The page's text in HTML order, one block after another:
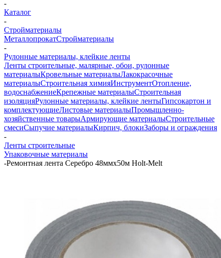
-
Каталог
-
Стройматериалы
МеталлопрокатСтройматериалы
-
Рулонные материалы, клейкие ленты
Ленты строительные, малярные, обои, рулонные
материалыКровельные материалыЛакокрасочные
материалыСтроительная химияИнструментОтопление,
водоснабжениеКрепежные материалыСтроительная
изоляцияРулонные материалы, клейкие лентыГипсокартон и
комплектующиеЛистовые материалыПромышленно-
хозяйственные товарыАрмирующие материалыСтроительные
смесиСыпучие материалыКирпич, блокиЗаборы и ограждения
-
Ленты строительные
Упаковочные материалы
-Ремонтная лента Серебро 48ммх50м Holt-Melt